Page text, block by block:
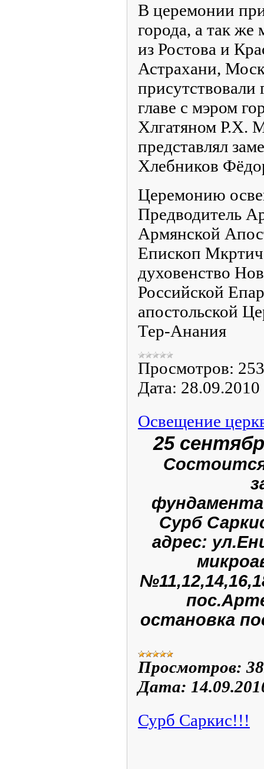
В церемонии
города, а так же
из Ростова и
Астрахани,
главе с мэром
Хлгатяном Р.Х.
представлял
Хлебников
Церемонию
Предводитель
Армянской
Епископ
духовенство
Российской
апостольской
Тер-Анания
Просмотров:
Дата: 28.09.2010
Освещение
25
фундамента
Сурб
адрес:
остановка
Просмотров:
Дата:
Сурб Саркис!!!